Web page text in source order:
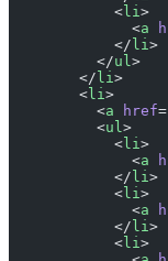
            <
li >
              <
a
            </
li >
          </
ul >
        </
li >
        <
li >
          <
a href=
          <
ul >
            <
li >
              <
a
            </
li >
            <
li >
              <
a
            </
li >
            <
li >